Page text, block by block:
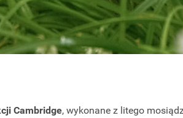
Cambridge, wykonane z litego